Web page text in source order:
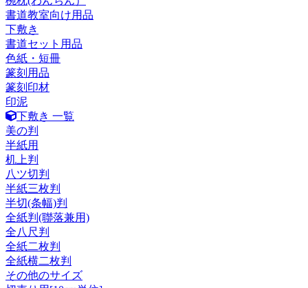
書道教室向け用品
下敷き
書道セット用品
色紙・短冊
篆刻用品
篆刻印材
印泥
下敷き 一覧
美の判
半紙用
机上判
八ツ切判
半紙三枚判
半切(条幅)判
全紙判(聯落兼用)
全八尺判
全紙二枚判
全紙横二枚判
その他のサイズ